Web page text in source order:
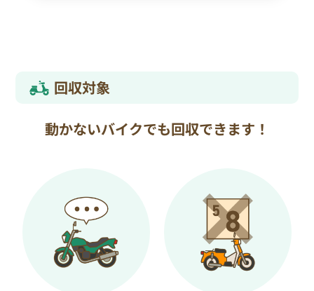
回収対象
動かないバイクでも回収できます！